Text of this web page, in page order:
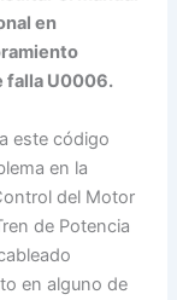
en
falla U0006.
este código
en la
del Motor
de Potencia
en alguno de